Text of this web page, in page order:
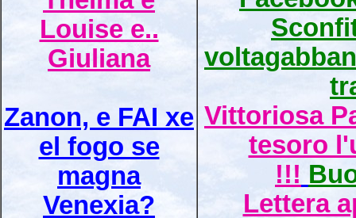
Louise e..
Giuliana
Zanon, e FAI xe
el fogo se
magna
Venexia?
Vittoriosa
tesoro
!!!
Lettera